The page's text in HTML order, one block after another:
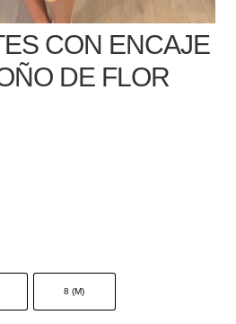
CON ENCAJE
DE FLOR
8 (M)